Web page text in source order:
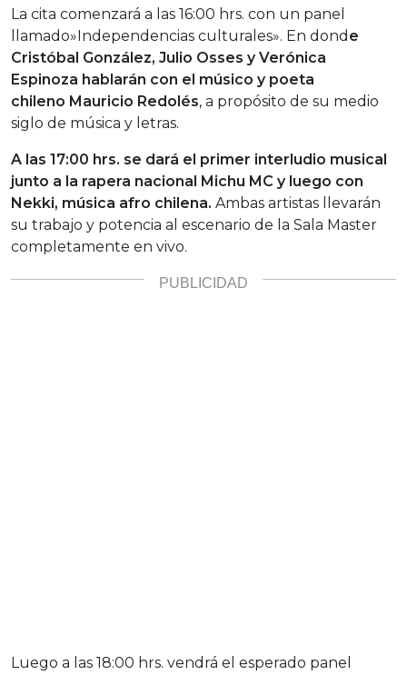
La cita comenzará a las 16:00 hrs. con un panel
llamado»Independencias culturales». En dond e
Cristóbal González, Julio Osses y Verónica
Espinoza hablarán con el músico y poeta
chileno Mauricio Redolés, a propósito de su medio
siglo de música y letras.
A las 17:00 hrs. se dará el primer interludio musical
junto a la rapera nacional Michu MC y luego con
Nekki, música afro chilena. Ambas artistas llevarán
su trabajo y potencia al escenario de la Sala Master
completamente en vivo.
Luego a las 18:00 hrs. vendrá el esperado panel